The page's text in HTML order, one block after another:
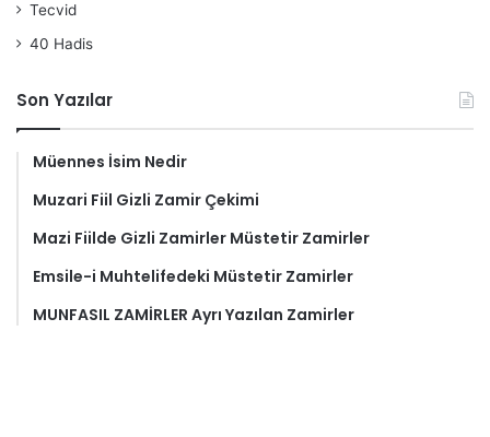
Tecvid
40 Hadis
Son Yazılar
Müennes İsim Nedir
Muzari Fiil Gizli Zamir Çekimi
Mazi Fiilde Gizli Zamirler Müstetir Zamirler
Emsile-i Muhtelifedeki Müstetir Zamirler
MUNFASIL ZAMİRLER Ayrı Yazılan Zamirler